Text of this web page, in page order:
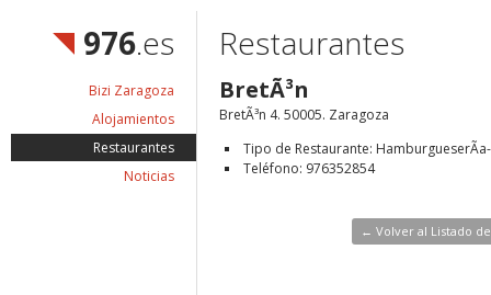
976.es
Bizi Zaragoza
Alojamientos
Restaurantes
Noticias
Restaurantes
BretÃ³n
BretÃ³n 4. 50005. Zaragoza
Tipo de Restaurante:
Teléfono: 976352854
← Volver al Listado